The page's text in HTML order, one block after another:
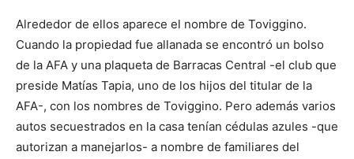
Alrededor de ellos aparece el nombre de Toviggino.
Cuando la propiedad fue allanada se encontró un bolso
de la AFA y una plaqueta de Barracas Central -el club que
preside Matías Tapia, uno de los hijos del titular de la
AFA-, con los nombres de Toviggino. Pero además varios
autos secuestrados en la casa tenían cédulas azules -que
autorizan a manejarlos- a nombre de familiares del